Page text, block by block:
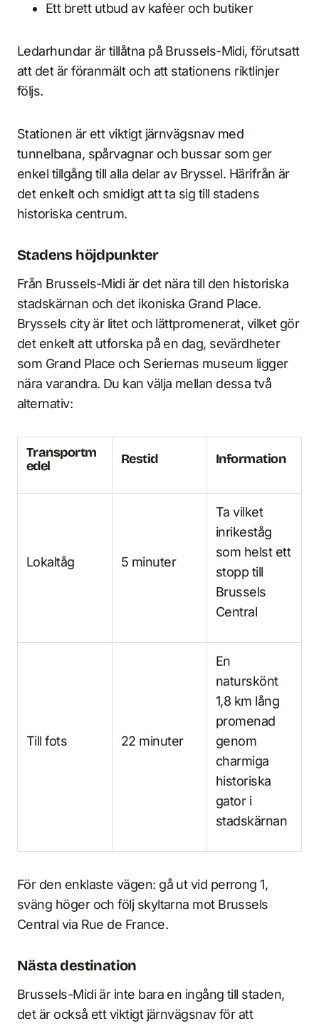
Ett brett utbud av kaféer och butiker
Ledarhundar är tillåtna på Brussels-Midi, förutsatt
att det är föranmält och att stationens riktlinjer
följs.
Stationen är ett viktigt järnvägsnav med
tunnelbana, spårvagnar och bussar som ger
enkel tillgång till alla delar av Bryssel. Härifrån är
det enkelt och smidigt att ta sig till stadens
historiska centrum.
Stadens höjdpunkter
Från Brussels-Midi är det nära till den historiska
stadskärnan och det ikoniska Grand Place.
Bryssels city är litet och lättpromenerat, vilket gör
det enkelt att utforska på en dag, sevärdheter
som Grand Place och Seriernas museum ligger
nära varandra. Du kan välja mellan dessa två
alternativ:
Transportm
edel
Restid Information
Lokaltåg 5 minuter
Ta vilket
inrikeståg
som helst ett
stopp till
Brussels
Central
Till fots 22 minuter
En
naturskönt
1,8 km lång
promenad
genom
charmiga
historiska
gator i
stadskärnan
För den enklaste vägen: gå ut vid perrong 1,
sväng höger och följ skyltarna mot Brussels
Central via Rue de France.
Nästa destination
Brussels-Midi är inte bara en ingång till staden,
det är också ett viktigt järnvägsnav för att